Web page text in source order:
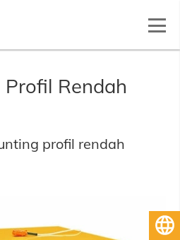
Rendah
profil rendah
Bahasa Indonesia